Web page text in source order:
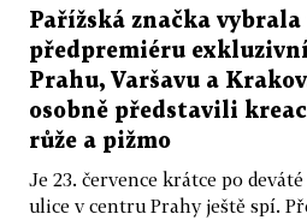
Pařížská značka
předpremiéru
Prahu, Varšavu a
osobně představili
růže a pižmo
Je 23. července krátce po
ulice v centru Prahy ještě spí.